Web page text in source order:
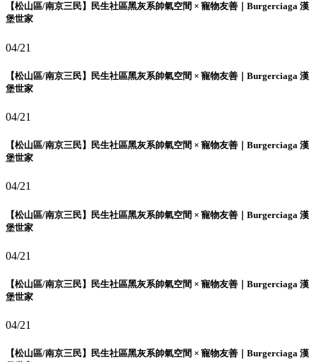
【松山區/南京三民】民生社區黑灰系帥氣空間 × 寵物友善｜Burgerciaga 漢
堡世家
04/21
【松山區/南京三民】民生社區黑灰系帥氣空間 × 寵物友善｜Burgerciaga 漢
堡世家
04/21
【松山區/南京三民】民生社區黑灰系帥氣空間 × 寵物友善｜Burgerciaga 漢
堡世家
04/21
【松山區/南京三民】民生社區黑灰系帥氣空間 × 寵物友善｜Burgerciaga 漢
堡世家
04/21
【松山區/南京三民】民生社區黑灰系帥氣空間 × 寵物友善｜Burgerciaga 漢
堡世家
04/21
【松山區/南京三民】民生社區黑灰系帥氣空間 × 寵物友善｜Burgerciaga 漢